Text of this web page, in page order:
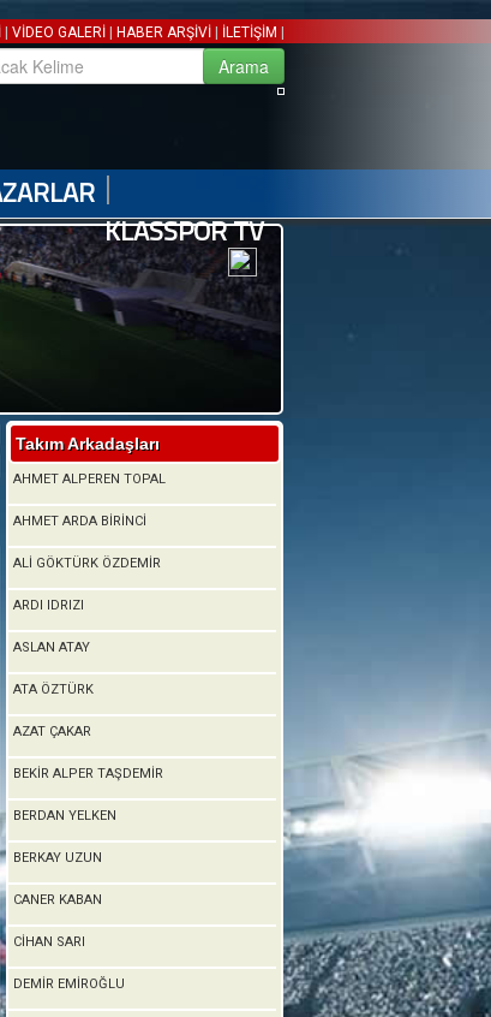
| VİDEO GALERİ | HABER ARŞİVİ | İLETİŞİM |
|
KLASSPOR TV
Takım Arkadaşları
AHMET ALPEREN TOPAL
AHMET ARDA BİRİNCİ
ALİ GÖKTÜRK ÖZDEMİR
ARDI IDRIZI
ASLAN ATAY
ATA ÖZTÜRK
AZAT ÇAKAR
BEKİR ALPER TAŞDEMİR
BERDAN YELKEN
BERKAY UZUN
CANER KABAN
CİHAN SARI
DEMİR EMİROĞLU